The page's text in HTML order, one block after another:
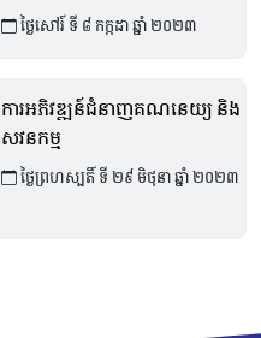
ច្បាប់ថ្ងៃសៅរ៍ ទី ៨ កក្កដា ឆ្នាំ ២០២៣
ការអភិវឌ្ឍន៍ជំនាញគណនេយ្យ និង
សវនកម្ម
ថ្ងៃព្រហស្បតិ៍ ទី ២៩ មិថុនា ឆ្នាំ ២០២៣